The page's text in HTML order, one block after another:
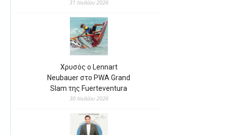
31 Ιουλίου 2026
Χρυσός ο Lennart
Neubauer στο PWA Grand
Slam της Fuerteventura
30 Ιουλίου 2026